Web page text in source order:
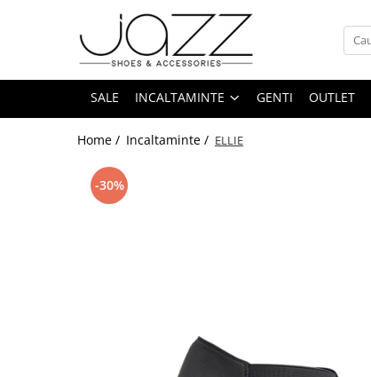
Incaltaminte
Pantofi cu toc
Pantofi flats
Sport couture
Sandale cu toc
SALE INCALTAMINTE GENTI OUTLET
Home / Incaltaminte / ELLIE
-30%